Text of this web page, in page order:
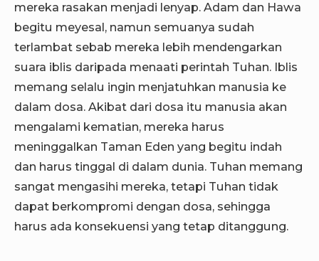
mereka rasakan menjadi lenyap. Adam dan Hawa
begitu meyesal, namun semuanya sudah
terlambat sebab mereka lebih mendengarkan
suara iblis daripada menaati perintah Tuhan. Iblis
memang selalu ingin menjatuhkan manusia ke
dalam dosa. Akibat dari dosa itu manusia akan
mengalami kematian, mereka harus
meninggalkan Taman Eden yang begitu indah
dan harus tinggal di dalam dunia. Tuhan memang
sangat mengasihi mereka, tetapi Tuhan tidak
dapat berkompromi dengan dosa, sehingga
harus ada konsekuensi yang tetap ditanggung.